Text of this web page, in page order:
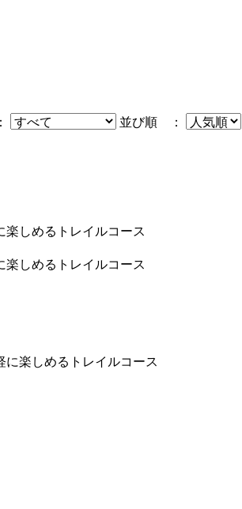
並び順 ：
楽しめるトレイルコース
楽しめるトレイルコース